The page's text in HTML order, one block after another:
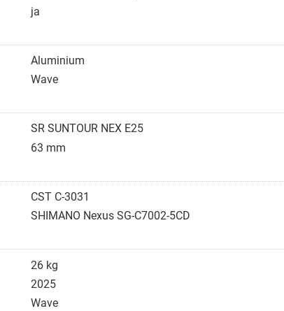
ja
Aluminium
Wave
SR SUNTOUR NEX E25
63 mm
CST C-3031
SHIMANO Nexus SG-C7002-5CD
26 kg
2025
Wave